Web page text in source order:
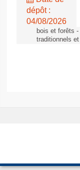
dépôt :
04/08/2026
bois et forêts
traditionnels